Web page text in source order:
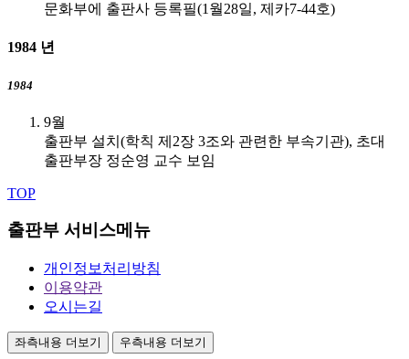
문화부에 출판사 등록필(1월28일, 제카7-44호)
1984 년
1984
9월
출판부 설치(학칙 제2장 3조와 관련한 부속기관), 초대
출판부장 정순영 교수 보임
TOP
출판부 서비스메뉴
개인정보처리방침
이용약관
오시는길
좌측내용 더보기 우측내용 더보기